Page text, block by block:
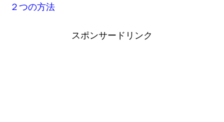
２つの方法
スポンサードリンク